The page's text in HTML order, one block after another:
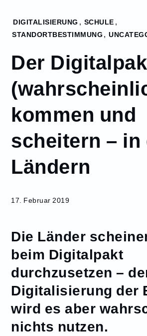
Home
2019
17
Der Digitalpakt
wird
(wahrscheinlich)
kommen und
scheitern – in
den Ländern
DIGITALISIERUNG , SCHULE ,
STANDORTBESTIMMUNG ,
Der
kommen und
scheitern – in
Ländern
17. Februar 2019
Die Länder
beim Digitalpakt
durchzusetzen –
Digitalisierung der
wird es aber
nichts nutzen.